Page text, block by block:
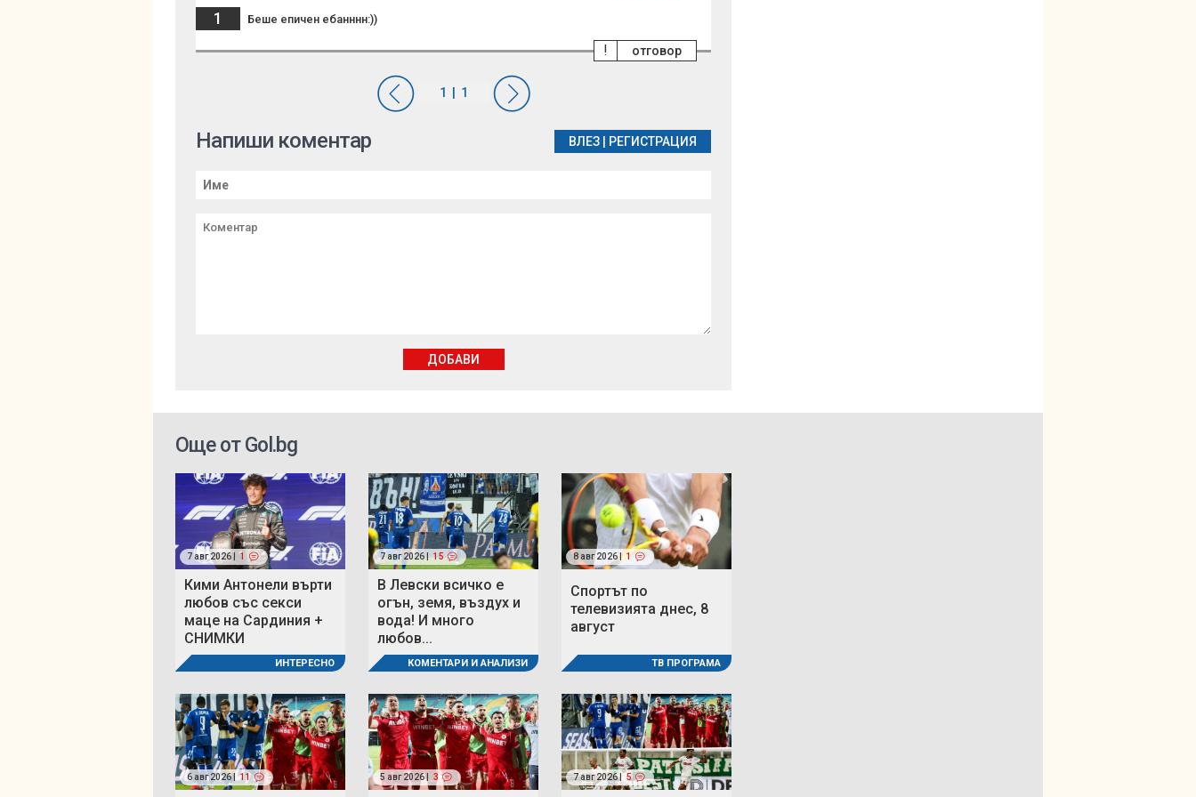
1 Беше епичен ебанннн:))
отговор
!
Напиши коментар ВЛЕЗ РЕГИСТРАЦИЯ
ДОБАВИ
Още от Gol.bg
7 авг 2026 | 1
Кими Антонели върти
любов със секси
маце на Сардиния +
СНИМКИ
ИНТЕРЕСНО
7 авг 2026 | 15
В Левски всичко е
огън, земя, въздух и
вода! И много
любов...
КОМЕНТАРИ И АНАЛИЗИ
8 авг 2026 | 1
Спортът по
телевизията днес, 8
август
ТВ ПРОГРАМА
6 авг 2026 | 11 5 авг 2026 | 3 7 авг 2026 | 5